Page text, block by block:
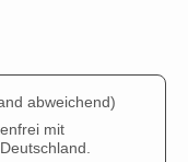
abweichend)
mit